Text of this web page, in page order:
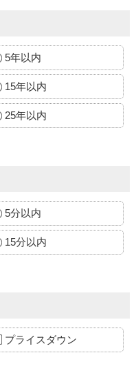
5年以内
15年以内
25年以内
5分以内
15分以内
プライスダウン